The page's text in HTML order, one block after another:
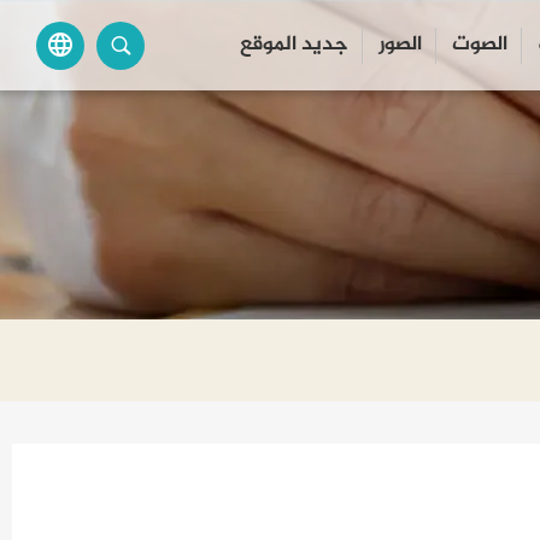
الصوت الصور جديد الموقع language